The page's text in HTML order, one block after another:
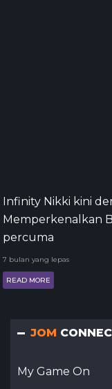
Infinity Nikki kini
Memperkenalkan
percuma
7 bulan yang lepas
READ MORE
JOM
My Game On